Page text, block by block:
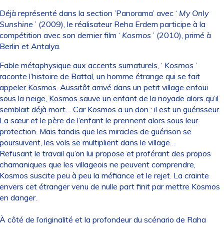
représenté dans la section ’Panorama’ avec ‘ My Only
’ (2009), le réalisateur Reha Erdem participe à la
avec son dernier film ‘ Kosmos ’ (2010), primé à
et Antalya.
métaphysique aux accents surnaturels, ‘ Kosmos ’
l’histoire de Battal, un homme étrange qui se fait
Kosmos. Aussitôt arrivé dans un petit village enfoui
la neige, Kosmos sauve un enfant de la noyade alors qu’il
déjà mort… Car Kosmos a un don : il est un guérisseur.
sœur et le père de l’enfant le prennent alors sous leur
Mais tandis que les miracles de guérison se
les vols se multiplient dans le village…
le travail qu’on lui propose et proférant des propos
que les villageois ne peuvent comprendre,
suscite peu à peu la méfiance et le rejet. La crainte
cet étranger venu de nulle part finit par mettre Kosmos
danger.
côté de l’originalité et la profondeur du scénario de Raha